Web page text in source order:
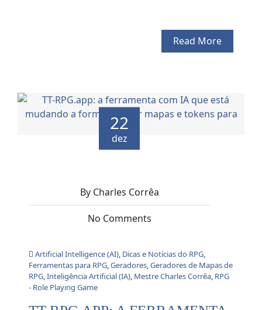
Read More
22
dez
By Charles Corrêa
No Comments
Artificial Intelligence (AI), Dicas e Notícias do RPG,
Ferramentas para RPG,Geradores,Geradores de Mapas de
RPG,Inteligência Artificial (IA), Mestre Charles Corrêa, RPG
- Role Playing Game